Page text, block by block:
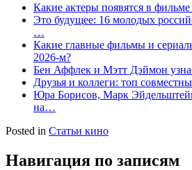
Какие актеры появятся в
Это будущее: 16 молодых
…
Какие главные фильмы и
2026-м?
Бен Аффлек и Мэтт Дэймон
Друзья и коллеги: топ
Юра Борисов, Марк
на…
Posted in Статьи кино
Навигация по записям